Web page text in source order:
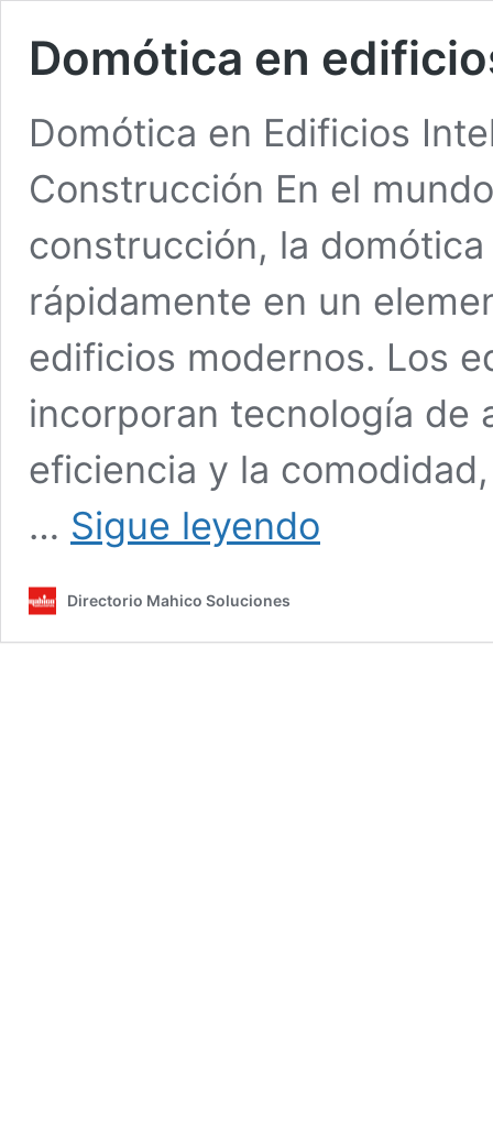
Domótica en
Domótica en Edificios
Construcción En el
construcción, la
rápidamente en un
edificios modernos. Los
incorporan tecnología de
eficiencia y la
… Sigue leyendo
Directorio Mahico Soluciones